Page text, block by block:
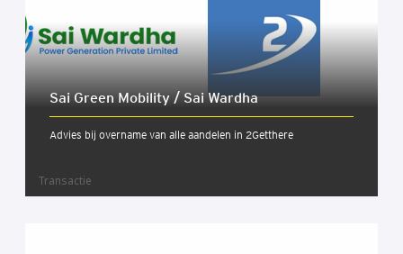
Sai Green Mobi­li­ty / Sai Ward­ha
Advies bij overname van alle aandelen in 2Getthere
Transactie